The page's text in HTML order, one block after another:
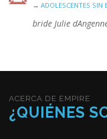
→ ADOLESCENTES SIN
bride Julie
ACERCA DE EMPIRE
¿QUIÉNES